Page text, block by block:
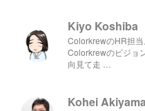
ない地方在住者の採用を増やし
Working from Niigata で世界
Kiyo Koshiba
ColorkrewのHR担当
Colorkrewのビジョ
向見て走 …
Kohei Akiyama